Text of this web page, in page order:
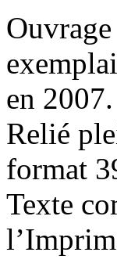
en 2007.
Relié
format
Texte